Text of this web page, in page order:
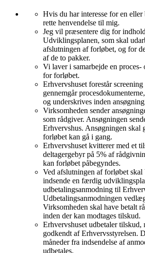
Hvis du har interesse for en eller
rette henvendelse til mig.
Jeg vil præsentere dig for
Udviklingsplanen, som skal
afslutningen af forløbet, og for
af de to pakker.
Vi laver i samarbejde en proces-
for forløbet.
Erhvervshuset forestår
gennemgår
og underskrives inden ansøgning
Virksomheden sender
som rådgiver. Ansøgningen
Erhvervshus. Ansøgningen skal
forløbet kan gå i gang.
Erhvervshuset kvitterer med et
deltagergebyr på 5% af
kan forløbet påbegyndes.
Ved afslutningen af forløbet skal
indsende en færdig
udbetalingsanmodning til
Udbetalingsanmodningen
Virksomheden skal have betalt
inden der kan modtages tilskud.
Erhvervshuset udbetaler tilskud,
godkendt af Erhvervsstyrelsen.
måneder fra indsendelse af
udbetales.